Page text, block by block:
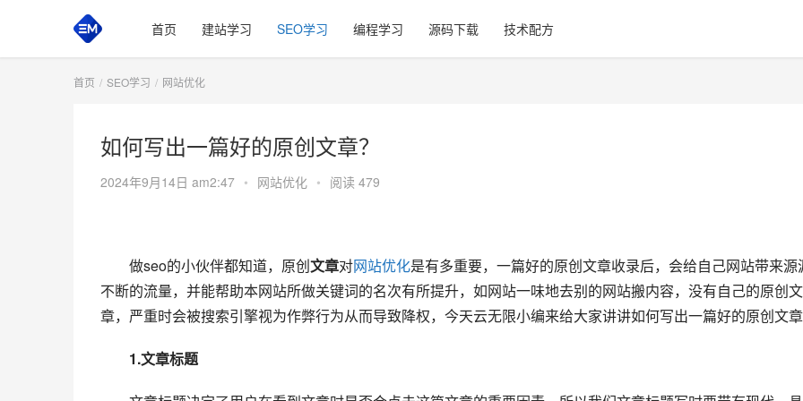
首页 建站学习 SEO学习 编程学习 源码下载 技术配方
首页 SEO学习 网站优化
如何写出一篇好的原创文章？
2024年9月14日 am2:47 • 网站优化 • 阅读 479
做seo的小伙伴都知道，原创文章对网站优化是有多重要，一篇好的原创文章收录后，会给自己网站带来源
不断的流量，并能帮助本网站所做关键词的名次有所提升，如网站一味地去别的网站搬内容，没有自己的原创文
章，严重时会被搜索引擎视为作弊行为从而导致降权，今天云无限小编来给大家讲讲如何写出一篇好的原创文
1.文章标题